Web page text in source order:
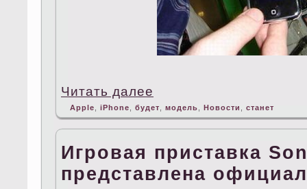
Читать далее
Apple iPhone будет модель Новости станет
Игровая приставка
представлена